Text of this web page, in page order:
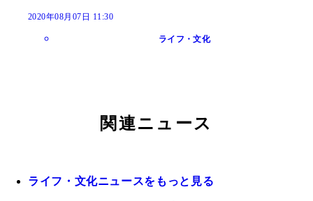
2020年08月07日 11:30
ライフ・文化
関連ニュース
ライフ・文化ニュースをもっと見る